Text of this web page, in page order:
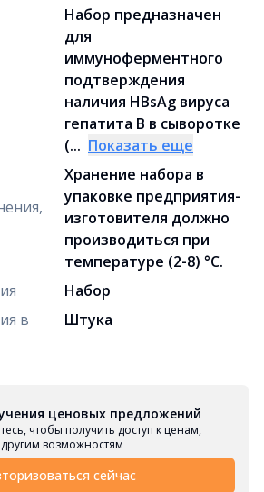
Набор предназначен
для
иммуноферментного
подтверждения
наличия HBsAg вируса
гепатита В в сыворотке
(... Показать еще
Хранение набора в
упаковке предприятия-
изготовителя должно
производиться при
температуре (2-8) °C.
Набор
в
Штука
ценовых предложений
чтобы получить доступ к ценам,
возможностям
сейчас